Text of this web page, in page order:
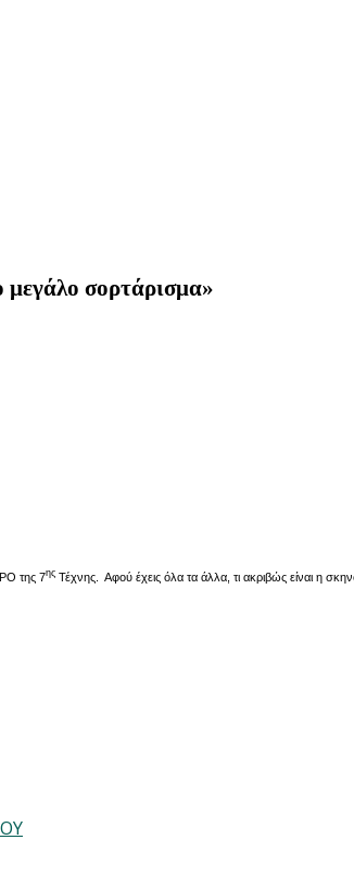
μεγάλο σορτάρισμα»
της 7ης Τέχνης. Αφού έχεις όλα τα άλλα, τι ακριβώς είναι η